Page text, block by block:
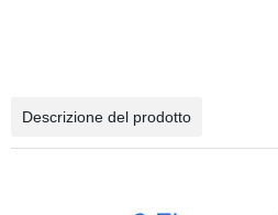
Descrizione del prodotto